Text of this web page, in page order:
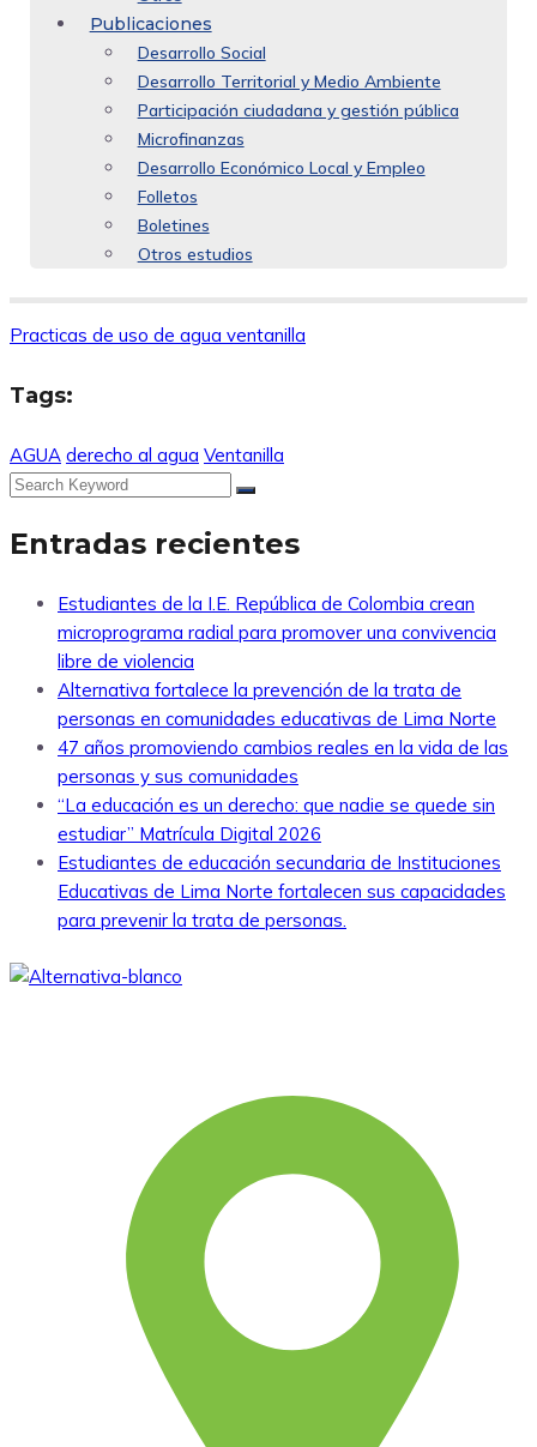
Publicaciones
Desarrollo Social
Desarrollo Territorial y Medio Ambiente
Participación ciudadana y gestión pública
Microfinanzas
Desarrollo Económico Local y Empleo
Folletos
Boletines
Otros estudios
Practicas de uso de agua ventanilla
Tags:
AGUA derecho al agua Ventanilla
Entradas recientes
Estudiantes de la I.E. República de Colombia crean
microprograma radial para promover una convivencia
libre de violencia
Alternativa fortalece la prevención de la trata de
personas en comunidades educativas de Lima Norte
47 años promoviendo cambios reales en la vida de las
personas y sus comunidades
“La educación es un derecho: que nadie se quede sin
estudiar” Matrícula Digital 2026
Estudiantes de educación secundaria de Instituciones
Educativas de Lima Norte fortalecen sus capacidades
para prevenir la trata de personas.